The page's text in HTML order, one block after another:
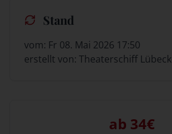
Stand
vom: Fr 08. Mai 2026 17:50
erstellt von: Theaterschiff Lübeck
ab 34€